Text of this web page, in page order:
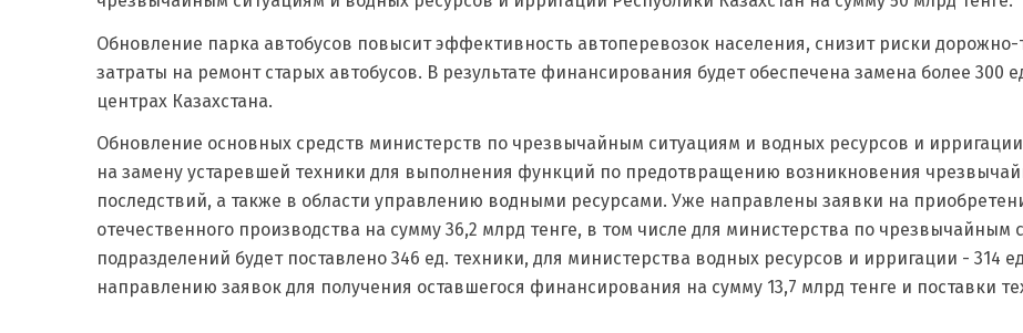
Обновление парка автобусов повысит эффективность автоперевозок населения, снизит риски
затраты на ремонт старых автобусов. В результате финансирования будет обеспечена замена более 300
центрах Казахстана.
Обновление основных средств министерств по чрезвычайным ситуациям и водных ресурсов и
на замену устаревшей техники для выполнения функций по предотвращению возникновения
последствий, а также в области управлению водными ресурсами. Уже направлены заявки на
отечественного производства на сумму 36,2 млрд тенге, в том числе для министерства по
подразделений будет поставлено 346 ед. техники, для министерства водных ресурсов и ирригации - 314
направлению заявок для получения оставшегося финансирования на сумму 13,7 млрд тенге и поставки